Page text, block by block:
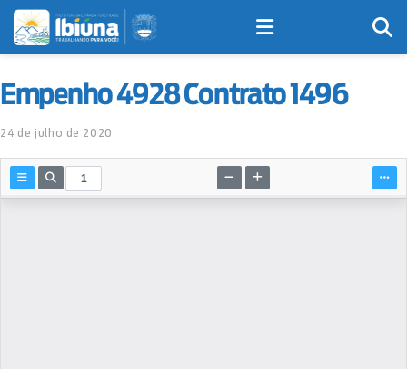
Empenho 4928 Contrato 1496
24 de julho de 2020